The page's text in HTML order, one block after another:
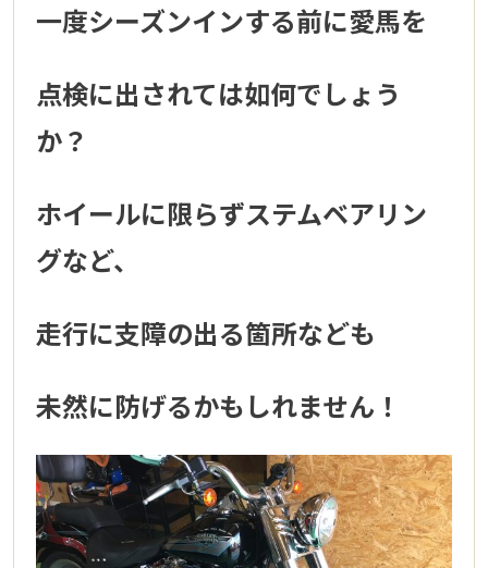
一度シーズンインする前に愛馬を
点検に出されては如何でしょう
か？
ホイールに限らずステムベアリン
グなど、
走行に支障の出る箇所なども
未然に防げるかもしれません！